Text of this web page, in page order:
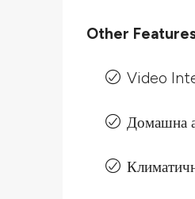
Other
Video
Домашна